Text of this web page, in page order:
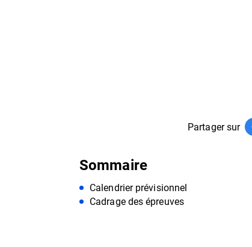
Partager sur
Sommaire
Calendrier prévisionnel
Cadrage des épreuves